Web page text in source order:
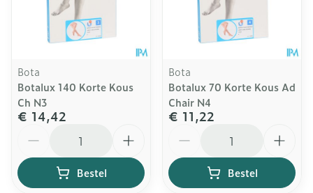
Bota
Botalux 140 Korte Kous
Ch N3
€ 14,42
Bestel
Bota
Botalux 70 Korte Kous Ad
Chair N4
€ 11,22
Bestel